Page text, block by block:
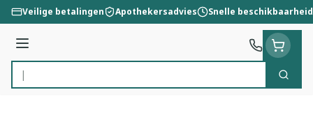
Ga naar de inhoud
Veilige betalingen Apothekersadvies Snelle beschikbaarheid
Menu
Product, merk, categorie...
Zoek